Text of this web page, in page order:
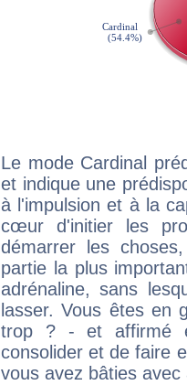
Le mode Cardinal
et indique une
à l'impulsion et à la
cœur d'initier les
démarrer les
partie la plus
adrénaline, sans
lasser. Vous êtes en
trop ? - et affirmé
consolider et de faire
vous avez bâties avec